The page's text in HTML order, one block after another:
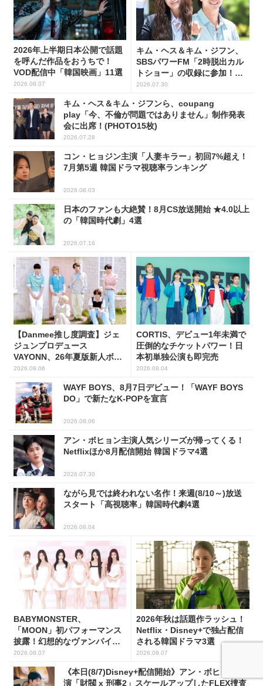
2026年上半期日本公開で話題
を呼んだ作品をおうちで！
VOD配信中「韓国映画」11選
2026.08.07
キム・ヘス＆キム・ジフン、
SBSパワーFM「2時脱出カル
トショー」の収録に参加！
(PHOTO7枚)
2026.07.30
キム・ヘス＆キム・ジフンら、coupang
play「今、不倫が問題ではありません」制作発表
会に出席！(PHOTO15枚)
2026.07.28
コン・ヒョジン主演「人妻キラー」初回7%超え！
7月第5週 韓国ドラマ視聴率ランキング
2026.08.03
日本のファンも大絶賛！8月CS放送開始 ★4.0以上
の「韓国時代劇」4選
2026.07.16
【Danmee推し度調査】ジェ
ジュンプロデュース
VAYONN、26年夏版新人ボー
イズグループ人気No.1に
2026.08.06
CORTIS、デビュー1年未満で
圧倒的なチケットパワー！日
本初単独公演も即完売
2026.08.04
WAYF BOYS、8月7日デビュー！「WAYF BOYS
DO」で新たなK-POPを宣言
2026.08.06
アン・ボヒョン主演人気シリーズが帰ってくる！
Netflixほか8月配信開始 韓国ドラマ4選
2026.07.30
ながら見では終われない名作！来週(8/10～)放送
スタート「高視聴率」韓国時代劇4選
2026.08.04
BABYMONSTER、
「MOON」初パフォーマンス
披露！幻想的なヴァンパイア
の世界観を表現
2026.08.07
2026年秋は話題作ラッシュ！
Netflix・Disney+で独占配信
される韓国ドラマ3選
2026.08.07
《本日(8/7)Disney+配信開始》アン・ボヒョン主
演「財閥 x 刑事2」スケールアップしたFLEX捜査